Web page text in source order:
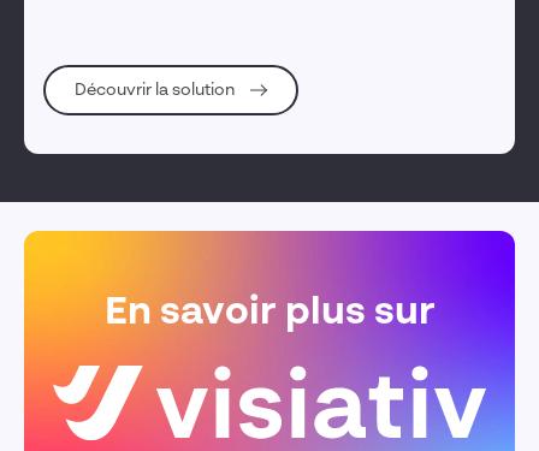
Découvrir la solution
En savoir plus sur